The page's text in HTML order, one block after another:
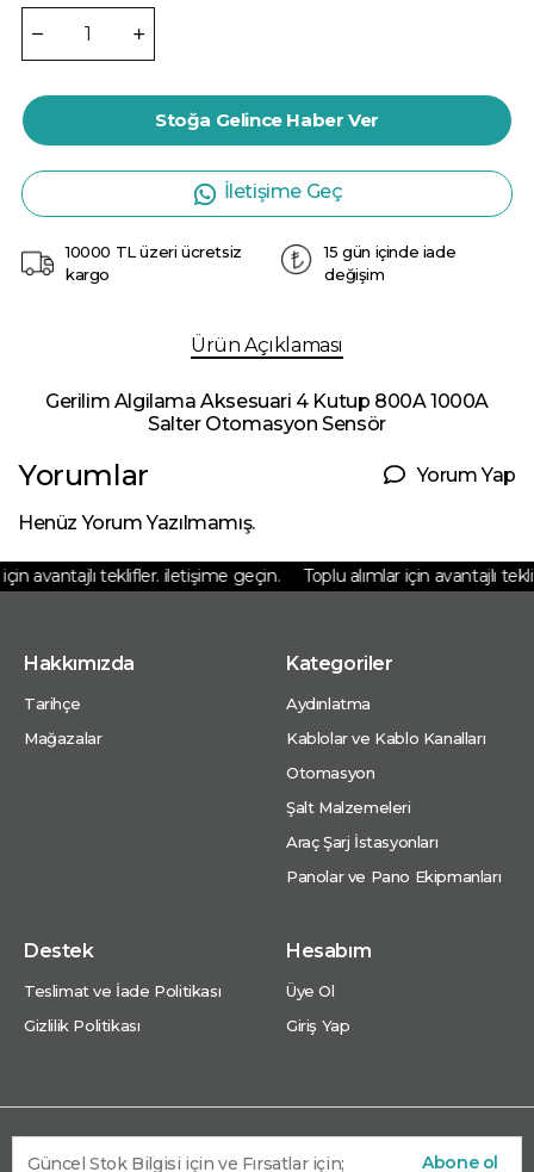
Stoğa Gelince Haber Ver
İletişime Geç
10000 TL üzeri ücretsiz
kargo
15 gün içinde iade
değişim
Ürün Açıklaması
Gerilim Algilama Aksesuari 4 Kutup 800A 1000A
Salter Otomasyon Sensör
Yorumlar Yorum Yap
Henüz Yorum Yazılmamış.
avantajlı teklifler. iletişime geçin. Toplu alımlar için avantajlı
Hakkımızda
Tarihçe
Mağazalar
Kategoriler
Aydınlatma
Kablolar ve Kablo Kanalları
Otomasyon
Şalt Malzemeleri
Araç Şarj İstasyonları
Panolar ve Pano Ekipmanları
Destek
Teslimat ve İade Politikası
Gizlilik Politikası
Hesabım
Üye Ol
Giriş Yap
Abone ol